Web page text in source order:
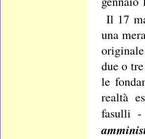
Il 17
una
due o
le
realtà
fasulli